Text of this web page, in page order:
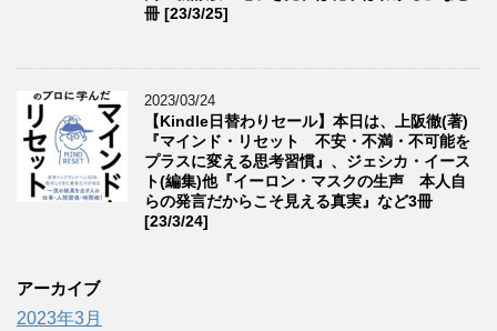
冊 [23/3/25]
2023/03/24
【Kindle日替わりセール】本日は、上阪徹(著)
『マインド・リセット 不安・不満・不可能を
プラスに変える思考習慣』、ジェシカ・イース
ト(編集)他『イーロン・マスクの生声 本人自
らの発言だからこそ見える真実』など3冊
[23/3/24]
アーカイブ
2023年3月